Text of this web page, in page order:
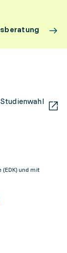
und mit